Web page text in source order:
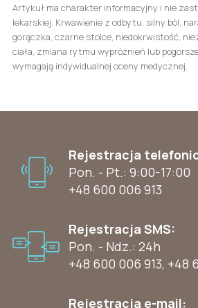
Artykuł ma charakter informacyjny i nie
lekarskiej. Krwawienie z odbytu, silny ból,
gorączka, czarne stolce, niedokrwistość,
ciała, zmiana rytmu wypróżnień lub
wymagają indywidualnej oceny medycznej.
Rejestracja
Pon. - Pt.: 9:00-17:00
+48 600 006 913
Rejestracja SMS:
Pon. - Ndz.: 24h
+48 600 006 913, +48
Rejestracja e-mail: